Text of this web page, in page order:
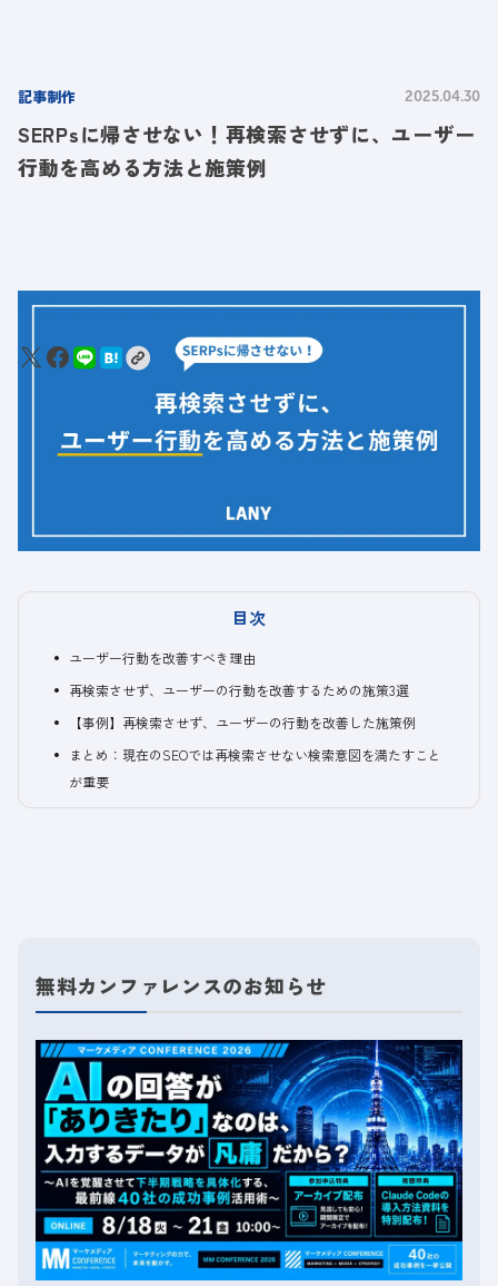
記事制作 2025.04.30
SERPsに帰させない！再検索させずに、ユーザー
行動を高める方法と施策例
目次
ユーザー行動を改善すべき理由
再検索させず、ユーザーの行動を改善するための施策3選
【事例】再検索させず、ユーザーの行動を改善した施策例
まとめ：現在のSEOでは再検索させない検索意図を満たすこと
が重要
無料カンファレンスのお知らせ